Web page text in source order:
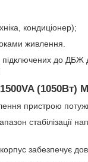
кондиціонер);
живлення.
підключених до
(1050Вт)
пристрою
стабілізації
забезпечує